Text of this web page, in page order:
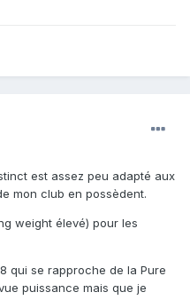
est assez peu adapté aux
mon club en possèdent.
weight élevé) pour les
qui se rapproche de la Pure
puissance mais que je